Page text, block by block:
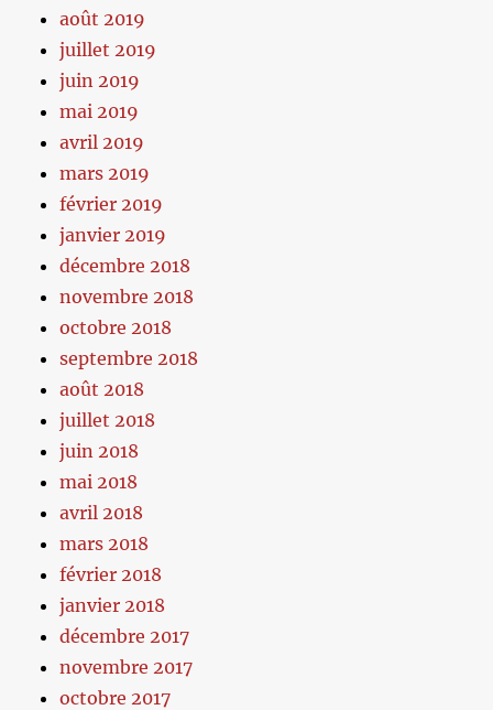
août 2019
juillet 2019
juin 2019
mai 2019
avril 2019
mars 2019
février 2019
janvier 2019
décembre 2018
novembre 2018
octobre 2018
septembre 2018
août 2018
juillet 2018
juin 2018
mai 2018
avril 2018
mars 2018
février 2018
janvier 2018
décembre 2017
novembre 2017
octobre 2017